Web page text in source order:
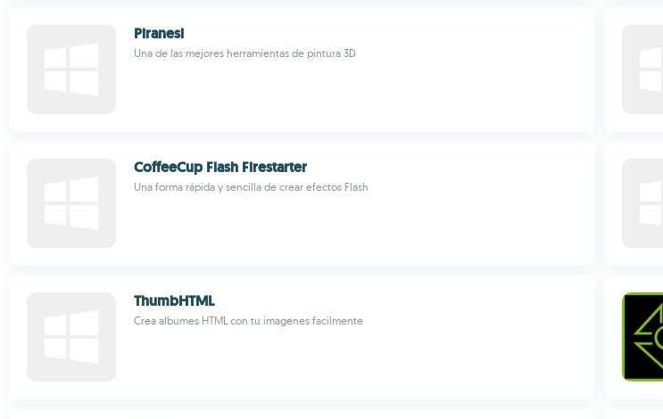
Piranesi
Una de las mejores herramientas de pintura 3D
CoffeeCup Flash Firestarter
Una forma rápida y sencilla de crear efectos Flash
ThumbHTML
Crea albumes HTML con tu imagenes facilmente